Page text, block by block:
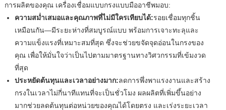
การผลิตของคุณ เครื่องเชื่อมแบบกรงแบบมืออาชีพมอบ:
ความสม่ำเสมอและคุณภาพที่ไม่มีใครเทียบได้:รอยเชื่อมทุกชิ้น
เหมือนกัน—มีระยะห่างที่สมบูรณ์แบบ พร้อมการเจาะทะลุและ
ความแข็งแรงที่เหมาะสมที่สุด ซึ่งจะช่วยขจัดจุดอ่อนในกรงของ
คุณ เพื่อให้มั่นใจว่าเป็นไปตามมาตรฐานทางวิศวกรรมที่เข้มงวด
ที่สุด
ประหยัดต้นทุนและเวลาอย่างมาก:ลดการพึ่งพาแรงงานและสร้าง
กรงในเวลาไม่กี่นาทีแทนที่จะเป็นชั่วโมง ผลผลิตที่เพิ่มขึ้นอย่าง
มากช่วยลดต้นทุนต่อหน่วยของคุณได้โดยตรง และเร่งระยะเวลา